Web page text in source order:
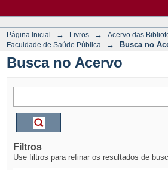
Página Inicial → Livros → Acervo das
Faculdade de Saúde Pública
→ Busca no
Busca no Acervo
Filtros
Use filtros para refinar os resultados de